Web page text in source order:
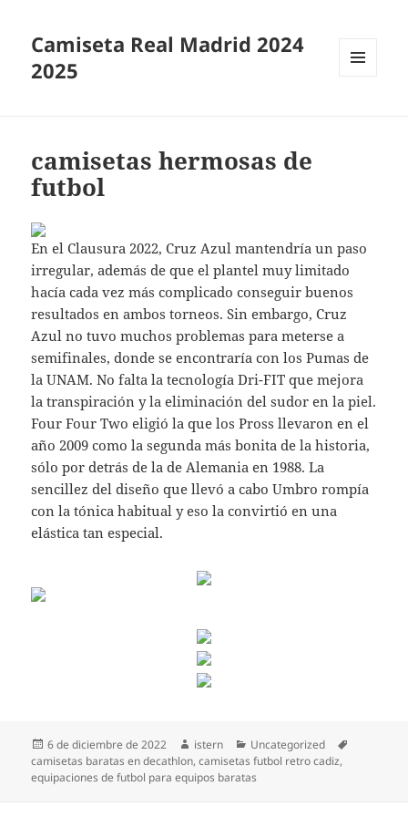
Camiseta Real Madrid 2024
2025
camisetas hermosas de
futbol
En el Clausura 2022, Cruz Azul mantendría un paso
irregular, además de que el plantel muy limitado
hacía cada vez más complicado conseguir buenos
resultados en ambos torneos. Sin embargo, Cruz
Azul no tuvo muchos problemas para meterse a
semifinales, donde se encontraría con los Pumas de
la UNAM. No falta la tecnología Dri-FIT que mejora
la transpiración y la eliminación del sudor en la piel.
Four Four Two eligió la que los Pross llevaron en el
año 2009 como la segunda más bonita de la historia,
sólo por detrás de la de Alemania en 1988. La
sencillez del diseño que llevó a cabo Umbro rompía
con la tónica habitual y eso la convirtió en una
elástica tan especial.
Publicado
el
6 de diciembre de 2022 Autor
istern Categorías
Uncategorized
camisetas baratas en decathlon,camisetas futbol retro cadiz,
equipaciones de futbol para equipos baratas